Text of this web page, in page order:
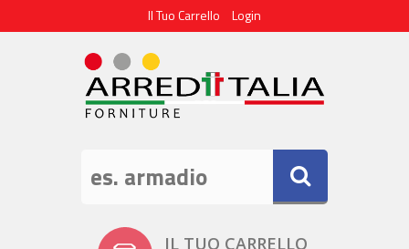
Il Tuo Carrello Login
IL TUO CARRELLO